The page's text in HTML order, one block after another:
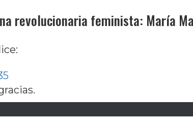
revolucionaria feminista: María